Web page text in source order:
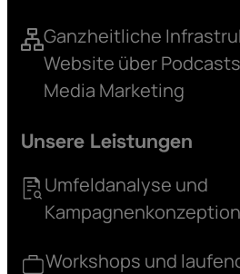
Ganzheitliche
Website über
Media Marketing
Unsere Leistungen
Umfeldanalyse und
Kampagnenkonzeption
Workshops und